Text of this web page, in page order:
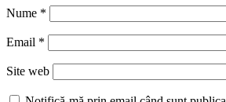
Nume *
Email *
Site web